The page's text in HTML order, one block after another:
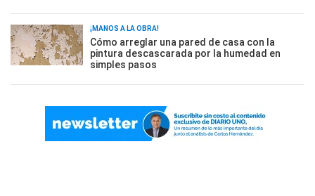
¡MANOS A LA OBRA!
Cómo arreglar una pared de casa con la
pintura descascarada por la humedad en
simples pasos